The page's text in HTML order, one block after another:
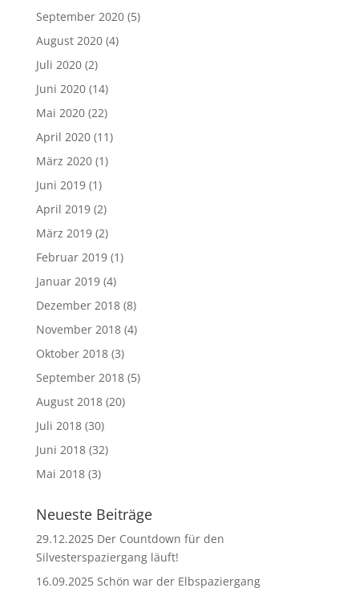
September 2020(5)
August 2020(4)
Juli 2020(2)
Juni 2020(14)
Mai 2020(22)
April 2020(11)
März 2020(1)
Juni 2019(1)
April 2019(2)
März 2019(2)
Februar 2019(1)
Januar 2019(4)
Dezember 2018(8)
November 2018(4)
Oktober 2018(3)
September 2018(5)
August 2018(20)
Juli 2018(30)
Juni 2018(32)
Mai 2018(3)
Neueste Beiträge
29.12.2025 Der Countdown für den
Silvesterspaziergang läuft!
16.09.2025 Schön war der Elbspaziergang